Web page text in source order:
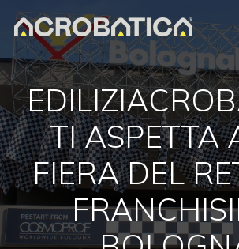
Skip
main
content
TI ASPETTA
FIERA DEL